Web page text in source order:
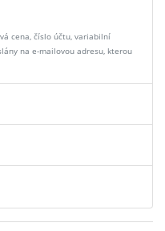
cena, číslo účtu, variabilní
na e-mailovou adresu, kterou